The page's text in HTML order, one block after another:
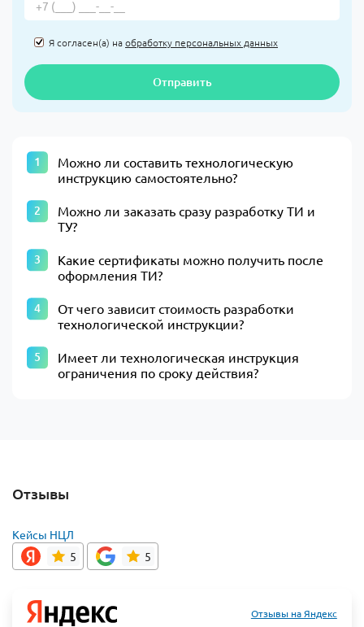
Я согласен(а) наобработку персональных данных
Отправить
Можно ли составить технологическую
инструкцию самостоятельно?
Можно ли заказать сразу разработку ТИ и
ТУ?
Какие сертификаты можно получить после
оформления ТИ?
От чего зависит стоимость разработки
технологической инструкции?
Имеет ли технологическая инструкция
ограничения по сроку действия?
Отзывы
Кейсы НЦЛ
5
5
Отзывы на Яндекс